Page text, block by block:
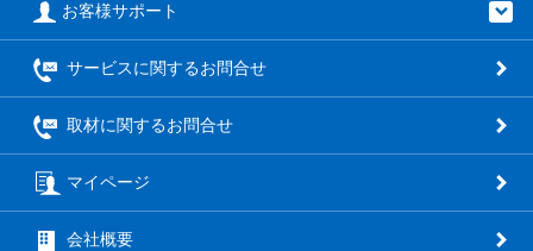
お客様サポート
サービスに関するお問合せ
取材に関するお問合せ
マイページ
会社概要